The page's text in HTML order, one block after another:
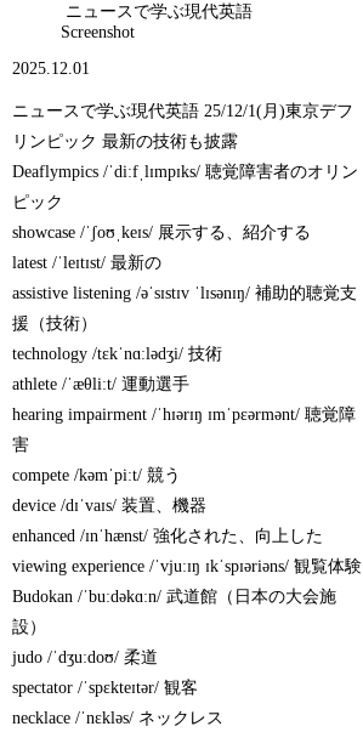
ニュースで学ぶ現代英語
Screenshot
2025.12.01
ニュースで学ぶ現代英語 25/12/1(月)東京デフ
リンピック 最新の技術も披露
Deaflympics /ˈdiːfˌlɪmpɪks/ 聴覚障害者のオリン
ピック
showcase /ˈʃoʊˌkeɪs/ 展示する、紹介する
latest /ˈleɪtɪst/ 最新の
assistive listening /əˈsɪstɪv ˈlɪsənɪŋ/ 補助的聴覚支
援（技術）
technology /tɛkˈnɑːlədʒi/ 技術
athlete /ˈæθliːt/ 運動選手
hearing impairment /ˈhɪərɪŋ ɪmˈpɛərmənt/ 聴覚障
害
compete /kəmˈpiːt/ 競う
device /dɪˈvaɪs/ 装置、機器
enhanced /ɪnˈhænst/ 強化された、向上した
viewing experience /ˈvjuːɪŋ ɪkˈspɪəriəns/ 観覧体験
Budokan /ˈbuːdəkɑːn/ 武道館（日本の大会施
設）
judo /ˈdʒuːdoʊ/ 柔道
spectator /ˈspɛkteɪtər/ 観客
necklace /ˈnɛkləs/ ネックレス